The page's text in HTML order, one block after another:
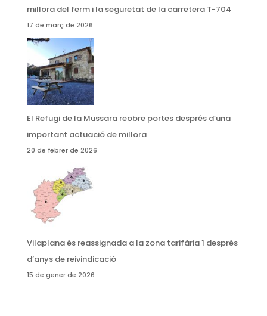
millora del ferm i la seguretat de la carretera T-704
17 de març de 2026
El Refugi de la Mussara reobre portes després d’una
important actuació de millora
20 de febrer de 2026
Vilaplana és reassignada a la zona tarifària 1 després
d’anys de reivindicació
15 de gener de 2026